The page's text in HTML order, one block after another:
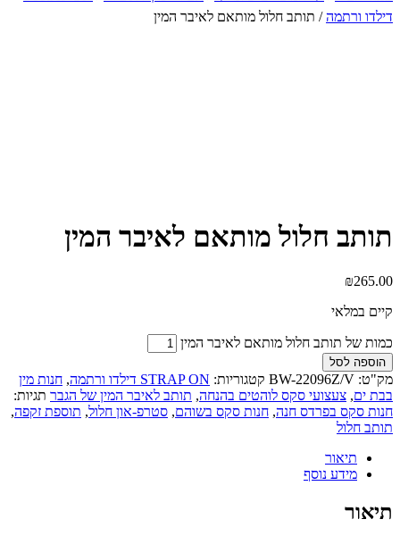
דילדו ורתמה/ תותב חלול מותאם לאיבר המין
תותב חלול מותאם לאיבר המין
₪265.00
קיים במלאי
כמות של תותב חלול מותאם לאיבר המין
הוספה לסל
מק"ט: BW-22096Z/V קטגוריות: STRAP ON דילדו ורתמה , חנות מין
בבת ים, צעצועי סקס לוהטים בהנחה, תותב לאיבר המין של הגבר תגיות:
חנות סקס בפרדס חנה, חנות סקס בשוהם, סטרפ-און חלול, תוספת זקפה,
תותב חלול
תיאור
מידע נוסף
תיאור